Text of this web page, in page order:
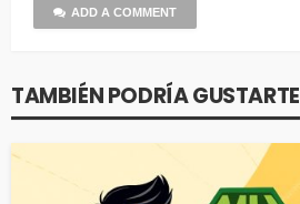
ADD A COMMENT
TAMBIÉN PODRÍA GUSTARTE